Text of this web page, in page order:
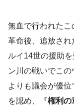
無血で行われたこ
革命後、追放され
ルイ14世の援助
ン川の戦いでこ
よりも議会が優
を認め、『権利の